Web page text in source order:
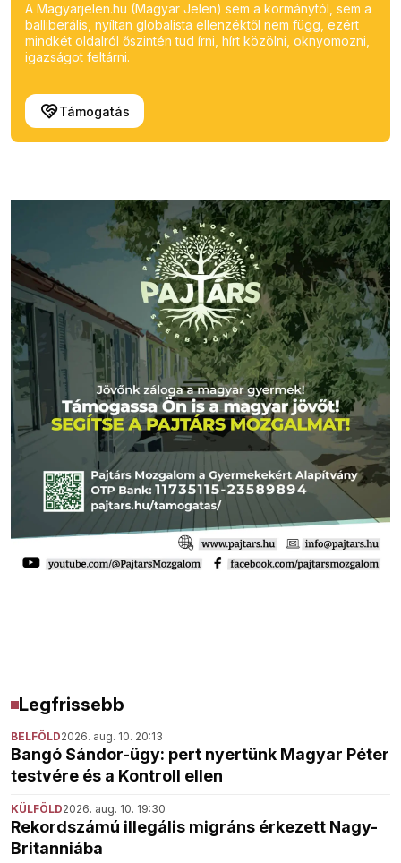
A Magyarjelen.hu (Magyar Jelen) sem a kormánytól, sem a
balliberális, nyíltan globalista ellenzéktől nem függ, ezért
mindkét oldalról őszintén tud írni, hírt közölni, oknyomozni,
igazságot feltárni.
Támogatás
Legfrissebb
BELFÖLD2026. aug. 10. 20:13
Bangó Sándor-ügy: pert nyertünk Magyar Péter
testvére és a Kontroll ellen
KÜLFÖLD2026. aug. 10. 19:30
Rekordszámú illegális migráns érkezett Nagy-
Britanniába